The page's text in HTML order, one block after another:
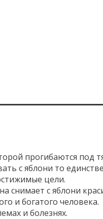
прогибаются под
с яблони то
цели.
с яблони
и богатого человека.
и болезнях.